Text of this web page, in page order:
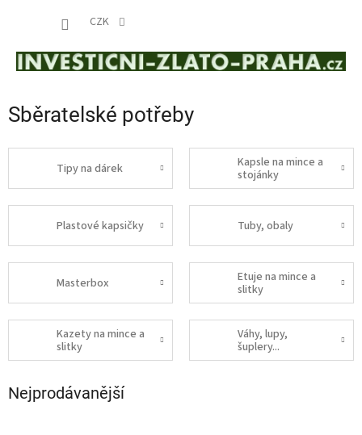
CZK
Sběratelské potřeby
Tipy na dárek
Kapsle na mince a
stojánky
Plastové kapsičky Tuby, obaly
Masterbox
Etuje na mince a
slitky
Kazety na mince a
slitky
Váhy, lupy,
šuplery...
Nejprodávanější